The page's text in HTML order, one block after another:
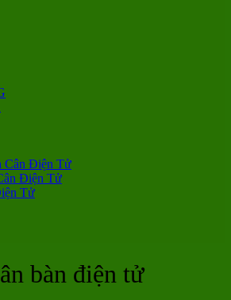
Cân Điện Tử
Điện Tử
Tử
bàn điện tử